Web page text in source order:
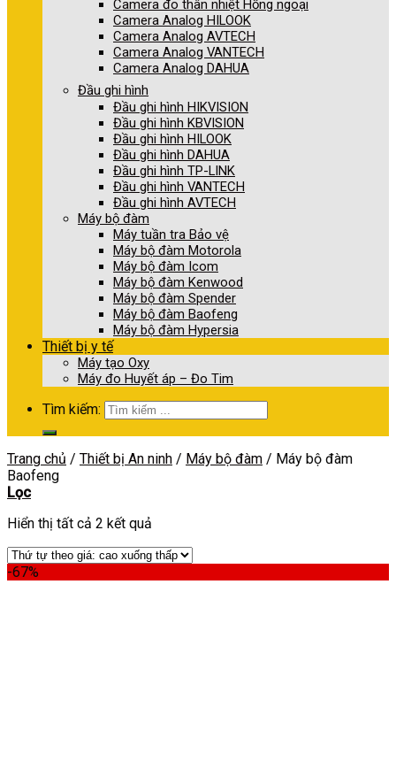
Camera đo thân nhiệt Hồng ngoại
Camera Analog HILOOK
Camera Analog AVTECH
Camera Analog VANTECH
Camera Analog DAHUA
Đầu ghi hình
Đầu ghi hình HIKVISION
Đầu ghi hình KBVISION
Đầu ghi hình HILOOK
Đầu ghi hình DAHUA
Đầu ghi hình TP-LINK
Đầu ghi hình VANTECH
Đầu ghi hình AVTECH
Máy bộ đàm
Máy tuần tra Bảo vệ
Máy bộ đàm Motorola
Máy bộ đàm Icom
Máy bộ đàm Kenwood
Máy bộ đàm Spender
Máy bộ đàm Baofeng
Máy bộ đàm Hypersia
Thiết bị y tế
Máy tạo Oxy
Máy đo Huyết áp – Đo Tim
Tìm kiếm:
Trang chủ / Thiết bị An ninh / Máy bộ đàm / Máy bộ đàm
Baofeng
Lọc
Hiển thị tất cả 2 kết quả
-67%